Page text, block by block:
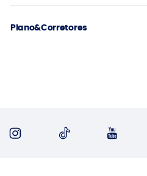
Plano&Corretores